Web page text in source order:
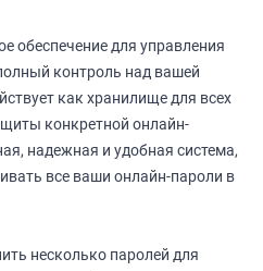
обеспечение для управления
контроль над вашей
как хранилище для всех
конкретной онлайн-
надежная и удобная система,
все ваши онлайн-пароли в
несколько паролей для